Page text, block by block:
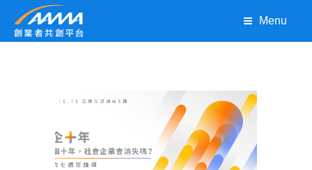
Menu